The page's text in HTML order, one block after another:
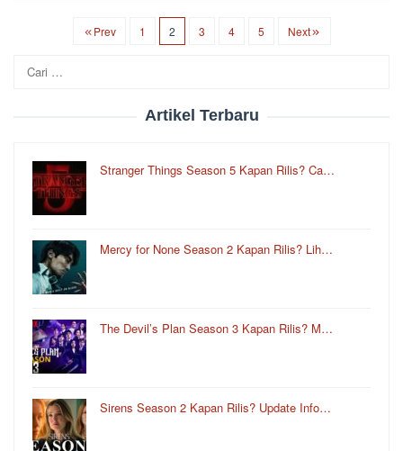
Prev 1 2 3 4 5 Next
untuk:
Artikel Terbaru
Stranger Things Season 5 Kapan Rilis? Ca…
Mercy for None Season 2 Kapan Rilis? Lih…
The Devil’s Plan Season 3 Kapan Rilis? M…
Sirens Season 2 Kapan Rilis? Update Info…